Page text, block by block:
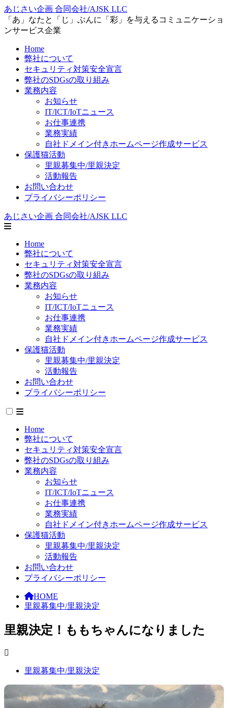
あじさい企画 合同会社/AJSK LLC
「あ」なたと「じ」ぶんに「彩」を与えるコミュニケーショ
ンサービス企業
Home
弊社について
セキュリティ対策安全宣言
弊社のSDGsの取り組み
業務内容
お知らせ
IT/ICT/IoTニュース
お仕事連携
業務実績
自社ドメイン付きホームページ作成サービス
保護猫活動
里親募集中/里親決定
活動報告
お問い合わせ
プライバシーポリシー
あじさい企画 合同会社/AJSK LLC
Home
弊社について
セキュリティ対策安全宣言
弊社のSDGsの取り組み
業務内容
お知らせ
IT/ICT/IoTニュース
お仕事連携
業務実績
自社ドメイン付きホームページ作成サービス
保護猫活動
里親募集中/里親決定
活動報告
お問い合わせ
プライバシーポリシー
Home
弊社について
セキュリティ対策安全宣言
弊社のSDGsの取り組み
業務内容
お知らせ
IT/ICT/IoTニュース
お仕事連携
業務実績
自社ドメイン付きホームページ作成サービス
保護猫活動
里親募集中/里親決定
活動報告
お問い合わせ
プライバシーポリシー
HOME
里親募集中/里親決定
里親決定！ももちゃんになりました
里親募集中/里親決定